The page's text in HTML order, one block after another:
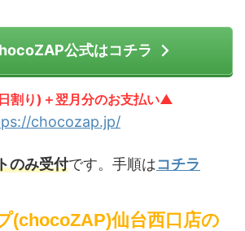
公式はコチラ
割り)＋翌月分のお支払い▲
chocozap.jp/
のみ受付です。手順はコチラ
(chocoZAP)仙台西口店の